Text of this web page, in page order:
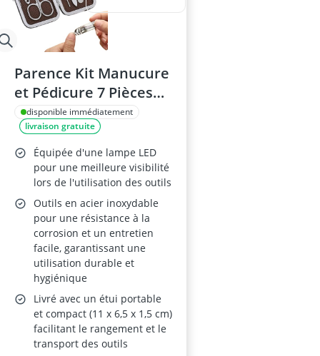
Parence Kit Manucure
et Pédicure 7 Pièces
avec Boite de
Rangement
disponible immédiatement
livraison gratuite
Équipée d'une lampe LED
pour une meilleure visibilité
lors de l'utilisation des outils
Outils en acier inoxydable
pour une résistance à la
corrosion et un entretien
facile, garantissant une
utilisation durable et
hygiénique
Livré avec un étui portable
et compact (11 x 6,5 x 1,5 cm)
facilitant le rangement et le
transport des outils